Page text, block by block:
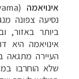
אינויאמה (Inuyama) היא
נסיעה צפונה
ביותר באזור,
אינויאמה היא
העיירה מתגאה
שלא הוחרבו